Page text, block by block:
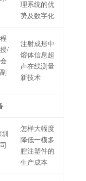
理系统的优
势及数字化
/
注射成形中
熔体信息超
声在线测量
新技术
怎样大幅度
降低一模多
腔注塑件的
生产成本